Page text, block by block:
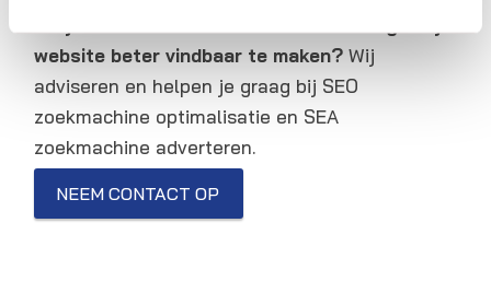
website beter vindbaar te maken? Wij
adviseren en helpen je graag bij SEO
zoekmachine optimalisatie en SEA
zoekmachine adverteren.
NEEM CONTACT OP